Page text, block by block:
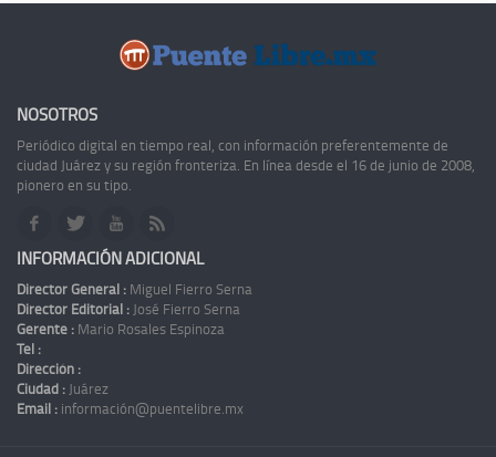
NOSOTROS
Periódico digital en tiempo real, con información preferentemente de
ciudad Juárez y su región fronteriza. En línea desde el 16 de junio de 2008,
pionero en su tipo.
INFORMACIÓN ADICIONAL
Director General : Miguel Fierro Serna
Director Editorial : José Fierro Serna
Gerente : Mario Rosales Espinoza
Tel :
Dirección :
Ciudad : Juárez
Email : información@puentelibre.mx